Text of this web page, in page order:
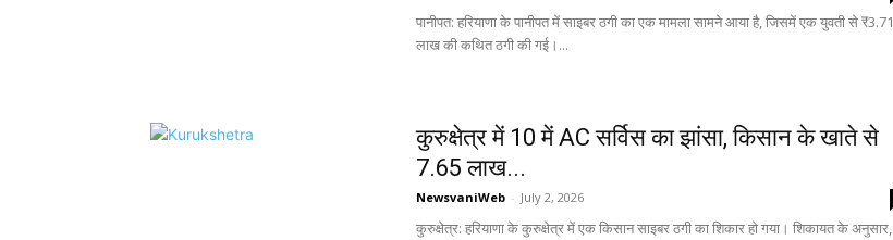
पानीपत: हरियाणा के पानीपत में साइबर ठगी का एक मामला सामने आया है, जिसमें एक युवती से ₹3.71
लाख की कथित ठगी की गई।...
कुरुक्षेत्र में ₹10 में AC सर्विस का झांसा, किसान के खाते से
₹7.65 लाख...
NewsvaniWeb - July 2, 2026
कुरुक्षेत्र: हरियाणा के कुरुक्षेत्र में एक किसान साइबर ठगी का शिकार हो गया। शिकायत के अनुसार,